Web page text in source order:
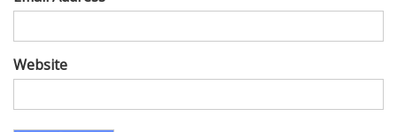
Website